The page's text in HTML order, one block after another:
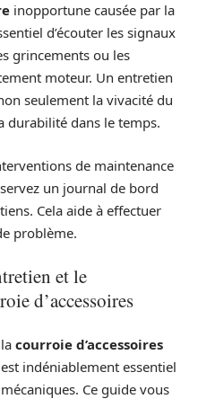
inopportune causée par la
d’écouter les signaux
grincements ou les
moteur. Un entretien
seulement la vivacité du
durabilité dans le temps.
de maintenance
un journal de bord
Cela aide à effectuer
problème.
et le
d’accessoires
courroie d’accessoires
est indéniablement essentiel
Ce guide vous